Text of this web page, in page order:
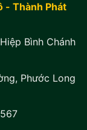
- Thành Phát
Bình Chánh
Phước Long